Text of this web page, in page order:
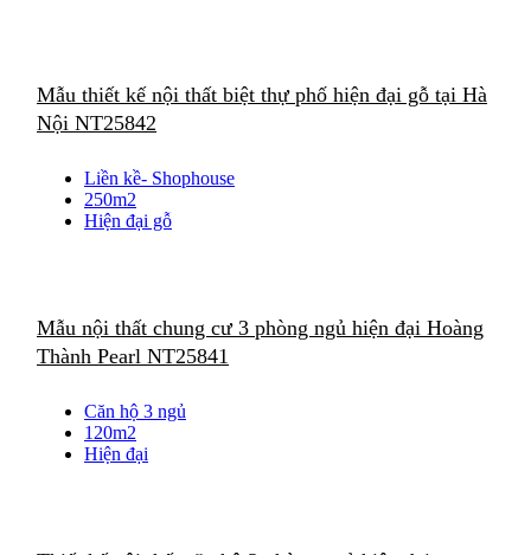
Mẫu thiết kế nội thất biệt thự phố hiện đại gỗ tại Hà
Nội NT25842
Liền kề- Shophouse
250m2
Hiện đại gỗ
Mẫu nội thất chung cư 3 phòng ngủ hiện đại Hoàng
Thành Pearl NT25841
Căn hộ 3 ngủ
120m2
Hiện đại